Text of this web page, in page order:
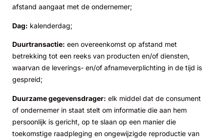
afstand aangaat met de ondernemer;
Dag: kalenderdag;
Duurtransactie: een overeenkomst op afstand met
betrekking tot een reeks van producten en/of diensten,
waarvan de leverings- en/of afnameverplichting in de tijd is
gespreid;
Duurzame gegevensdrager: elk middel dat de consument
of ondernemer in staat stelt om informatie die aan hem
persoonlijk is gericht, op te slaan op een manier die
toekomstige raadpleging en ongewijzigde reproductie van